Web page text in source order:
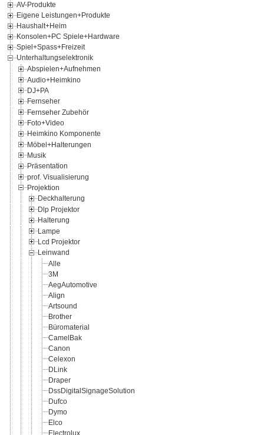
AV-Produkte
Eigene Leistungen+Produkte
Haushalt+Heim
Konsolen+PC Spiele+Hardware
Spiel+Spass+Freizeit
Unterhaltungselektronik
Abspielen+Aufnehmen
Audio+Heimkino
DJ+PA
Fernseher
Fernseher Zubehör
Foto+Video
Heimkino Komponente
Möbel+Halterungen
Musik
Präsentation
prof. Visualisierung
Projektion
Deckhalterung
Dlp Projektor
Halterung
Lampe
Lcd Projektor
Leinwand
Alle
3M
AegAutomotive
Align
Artsound
Brother
Büromaterial
CamelBak
Canon
Celexon
DLink
Draper
DssDigitalSignageSolution
Dufco
Dymo
Elco
Electrolux